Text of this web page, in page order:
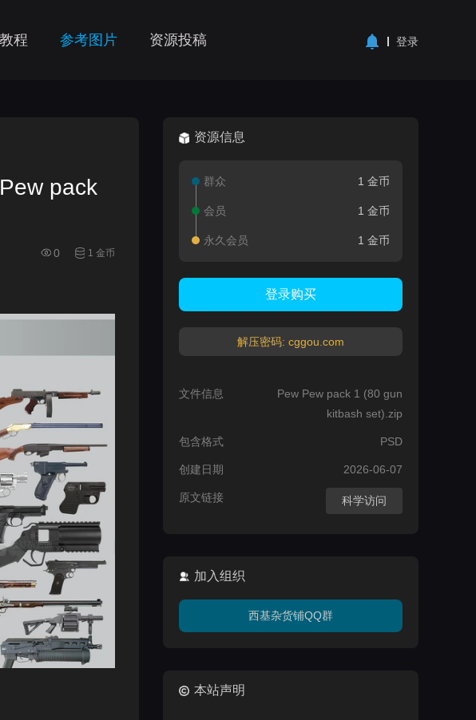
程 参考图片 资源投稿 登录
pack
0 1 金币
资源信息
群众 1 金币
会员 1 金币
永久会员 1 金币
登录购买
解压密码: cggou.com
文件信息
Pew Pew pack 1 (80 gun
kitbash set).zip
包含格式 PSD
创建日期 2026-06-07
原文链接 科学访问
加入组织
西基杂货铺QQ群
本站声明